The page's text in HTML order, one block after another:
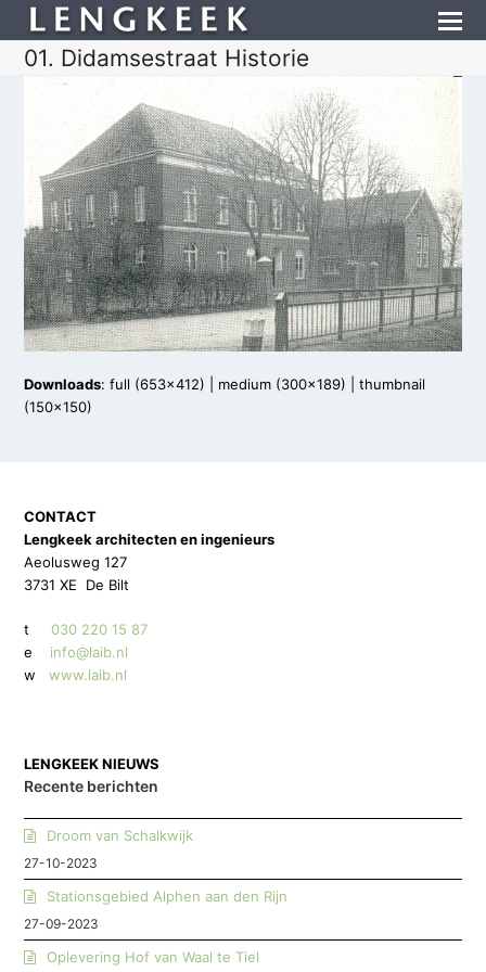
01. Didamsestraat Historie
Downloads:full (653x412) medium (300x189) |thumbnail
(150x150)
CONTACT
Lengkeek architecten en ingenieurs
Aeolusweg 127
3731 XE De Bilt
t030 220 15 87
e info@laib.nl
w
www.laib.nl
LENGKEEK NIEUWS
Recente berichten
Droom van Schalkwijk
27-10-2023
Stationsgebied Alphen aan den Rijn
27-09-2023
Oplevering Hof van Waal te Tiel